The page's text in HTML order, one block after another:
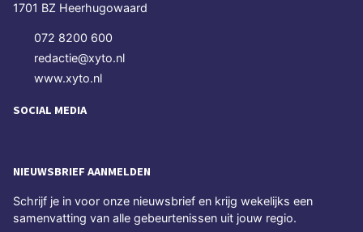
1701 BZ Heerhugowaard
072 8200 600
redactie@xyto.nl
www.xyto.nl
SOCIAL MEDIA
NIEUWSBRIEF AANMELDEN
Schrijf je in voor onze nieuwsbrief en krijg wekelijks een
samenvatting van alle gebeurtenissen uit jouw regio.